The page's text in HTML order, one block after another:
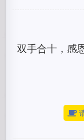
双手合十，感